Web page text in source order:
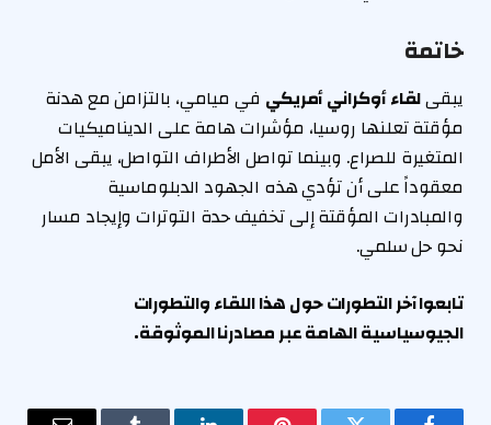
خاتمة
يبقىلقاء أوكراني أمريكي في ميامي، بالتزامن مع هدنة
مؤقتة تعلنها روسيا، مؤشرات هامة على الديناميكيات
المتغيرة للصراع. وبينما تواصل الأطراف التواصل، يبقى الأمل
معقوداً على أن تؤدي هذه الجهود الدبلوماسية
والمبادرات المؤقتة إلى تخفيف حدة التوترات وإيجاد مسار
نحو حل سلمي.
تابعوا آخر التطورات حول هذا اللقاء والتطورات
الجيوسياسية الهامة عبر مصادرنا الموثوقة.